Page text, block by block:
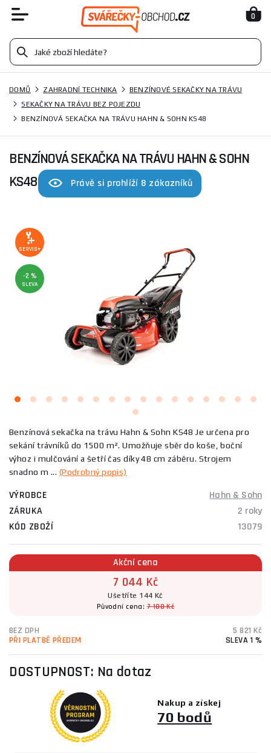
0
DOMŮ ZAHRADNÍ TECHNIKA
BENZÍNOVÉ SEKAČKY NA TRÁVU
SEKAČKY NA TRÁVU BEZ POJEZDU
BENZÍNOVÁ SEKAČKA NA TRÁVU HAHN & SOHN KS48
BENZÍNOVÁ SEKAČKA NA TRÁVU HAHN & SOHN
KS48
Právě si prohlíží 8 zákazníků
SERVIS+
-2 %
SLEVA
Benzínová sekačka na trávu Hahn & Sohn KS48 Je určena pro
sekání trávníků do 1500 m². Umožňuje sběr do koše, boční
výhoz i mulčování a šetří čas díky 48 cm záběru. Strojem
snadno m ... (Podrobný popis)
VÝROBCE
Hahn & Sohn
ZÁRUKA
2 roky
KÓD ZBOŽÍ
13079
Akční cena
7 044 Kč
Ušetříte 144 Kč
Původní cena:7 188 Kč
BEZ DPH
5 821 Kč
PŘI PLATBĚ PŘEDEM
SLEVA 1 %
DOSTUPNOST: Na dotaz
Nakup a získej
70 bodů